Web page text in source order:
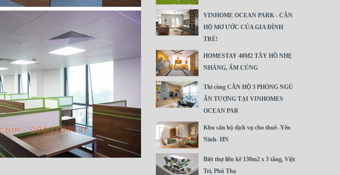
VINHOME OCEAN PARK - CĂN
HỘ MƠ ƯỚC CỦA GIA ĐÌNH
TRẺ!
HOMESTAY 40M2 TÂY HỒ NHẸ
NHÀNG, ẤM CÚNG
Thi công CĂN HỘ 3 PHÒNG NGỦ
ẤN TƯỢNG TẠI VINHOMES
OCEAN PAR
Khu căn hộ dịch vụ cho thuê- Yên
Ninh- HN
Biệt thự liền kề 130m2 x 3 tầng, Việt
Trì, Phú Thọ